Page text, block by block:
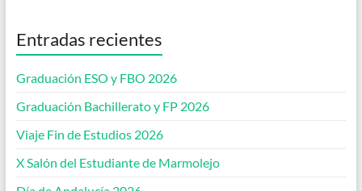
Entradas recientes
Graduación ESO y FBO 2026
Graduación Bachillerato y FP 2026
Viaje Fin de Estudios 2026
X Salón del Estudiante de Marmolejo